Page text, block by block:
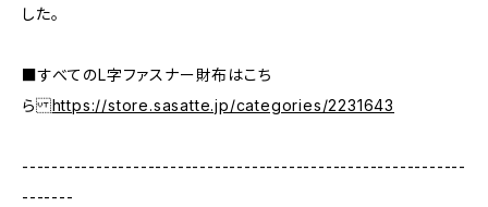
した。
■すべてのL字ファスナー財布はこち
らhttps://store.sasatte.jp/categories/2231643
------------------------------------------------------------
-------